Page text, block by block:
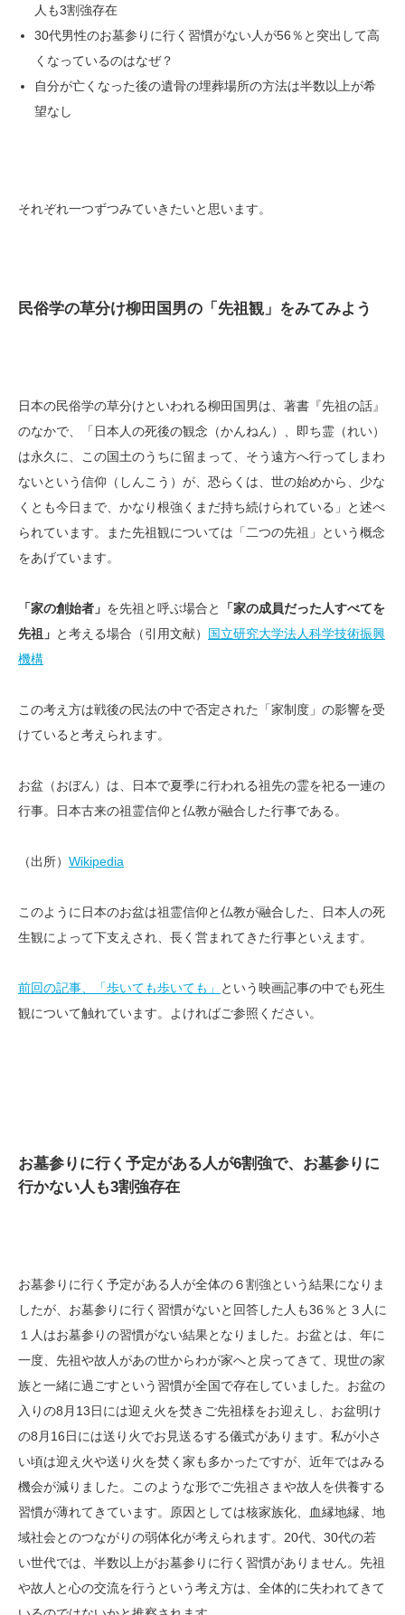
人も3割強存在
30代男性のお墓参りに行く習慣がない人が56％と突出して高
くなっているのはなぜ？
自分が亡くなった後の遺骨の埋葬場所の方法は半数以上が希
望なし
それぞれ一つずつみていきたいと思います。
民俗学の草分け柳田国男の「先祖観」をみてみよう
日本の民俗学の草分けといわれる柳田国男は、著書『先祖の話』
のなかで、「日本人の死後の観念（かんねん）、即ち霊（れい）
は永久に、この国土のうちに留まって、そう遠方へ行ってしまわ
ないという信仰（しんこう）が、恐らくは、世の始めから、少な
くとも今日まで、かなり根強くまだ持ち続けられている」と述べ
られています。また先祖観については「二つの先祖」という概念
をあげています。
「家の創始者」 を先祖と呼ぶ場合と
「家の成員だった人すべてを
先祖」 と考える場合（引用文献） 国立研究大学法人科学技術振興
機構
この考え方は戦後の民法の中で否定された「家制度」の影響を受
けていると考えられます。
お盆（おぼん）は、日本で夏季に行われる祖先の霊を祀る一連の
行事。日本古来の祖霊信仰と仏教が融合した行事である。
（出所） Wikipedia
このように日本のお盆は祖霊信仰と仏教が融合した、日本人の死
生観によって下支えされ、長く営まれてきた行事といえます。
前回の記事、「歩いても歩いても」
という映画記事の中でも死生
観について触れています。よければご参照ください。
お墓参りに行く予定がある人が6割強で、お墓参りに
行かない人も3割強存在
お墓参りに行く予定がある人が全体の６割強という結果になりま
したが、お墓参りに行く習慣がないと回答した人も36％と３人に
１人はお墓参りの習慣がない結果となりました。お盆とは、年に
一度、先祖や故人があの世からわが家へと戻ってきて、現世の家
族と一緒に過ごすという習慣が全国で存在していました。お盆の
入りの8月13日には迎え火を焚きご先祖様をお迎えし、お盆明け
の8月16日には送り火でお見送るする儀式があります。私が小さ
い頃は迎え火や送り火を焚く家も多かったですが、近年ではみる
機会が減りました。このような形でご先祖さまや故人を供養する
習慣が薄れてきています。原因としては核家族化、血縁地縁、地
域社会とのつながりの弱体化が考えられます。20代、30代の若
い世代では、半数以上がお墓参りに行く習慣がありません。先祖
や故人と心の交流を行うという考え方は、全体的に失われてきて